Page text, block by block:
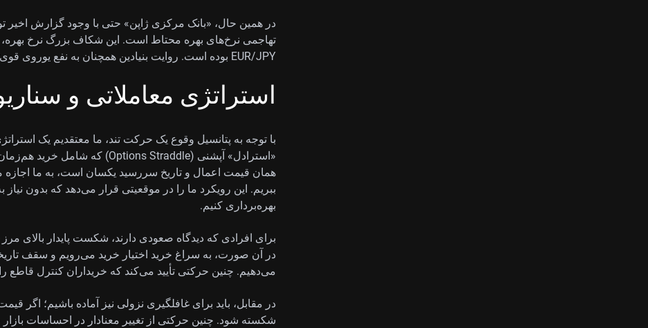
تهاجمی نرخ‌های بهره محتاط است. این شکاف بزرگ نرخ
EUR/JPY بوده است. روایت بنیادین همچنان به نفع یوروی قوی‌تر در برابر ین ارزیابی می‌شود.
استراتژی معاملاتی و
با توجه به پتانسیل وقوع یک حرکت تند، ما معتقدیم یک
همان قیمت اعمال و تاریخ سررسید یکسان است، به ما
ببریم. این رویکرد ما را در موقعیتی قرار می‌دهد که بدون
بهره‌برداری کنیم.
می‌دهیم. چنین حرکتی تأیید می‌کند که خریداران کنترل قاطع
شکسته شود. چنین حرکتی از تغییر معنادار در احساسات بازار